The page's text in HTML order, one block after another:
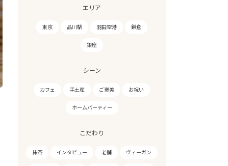
エリア
東京 品川駅 羽田空港 鎌倉
銀座
シーン
カフェ 手土産 ご褒美 お祝い
ホームパーティー
こだわり
抹茶 インタビュー 老舗 ヴィーガン